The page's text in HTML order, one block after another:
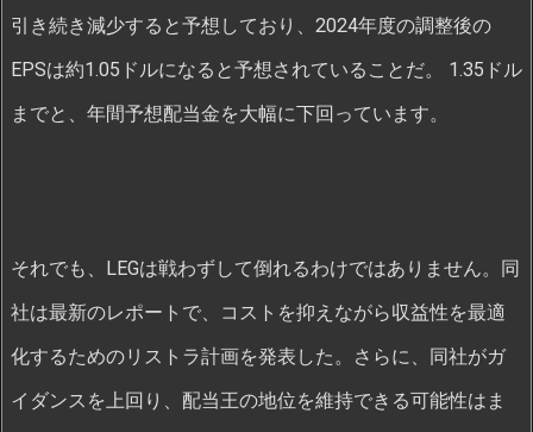
引き続き減少すると予想しており、2024年度の調整後の
EPSは約1.05ドルになると予想されていることだ。 1.35ドル
までと、年間予想配当金を大幅に下回っています。
それでも、LEGは戦わずして倒れるわけではありません。同
社は最新のレポートで、コストを抑えながら収益性を最適
化するためのリストラ計画を発表した。さらに、同社がガ
イダンスを上回り、配当王の地位を維持できる可能性はま